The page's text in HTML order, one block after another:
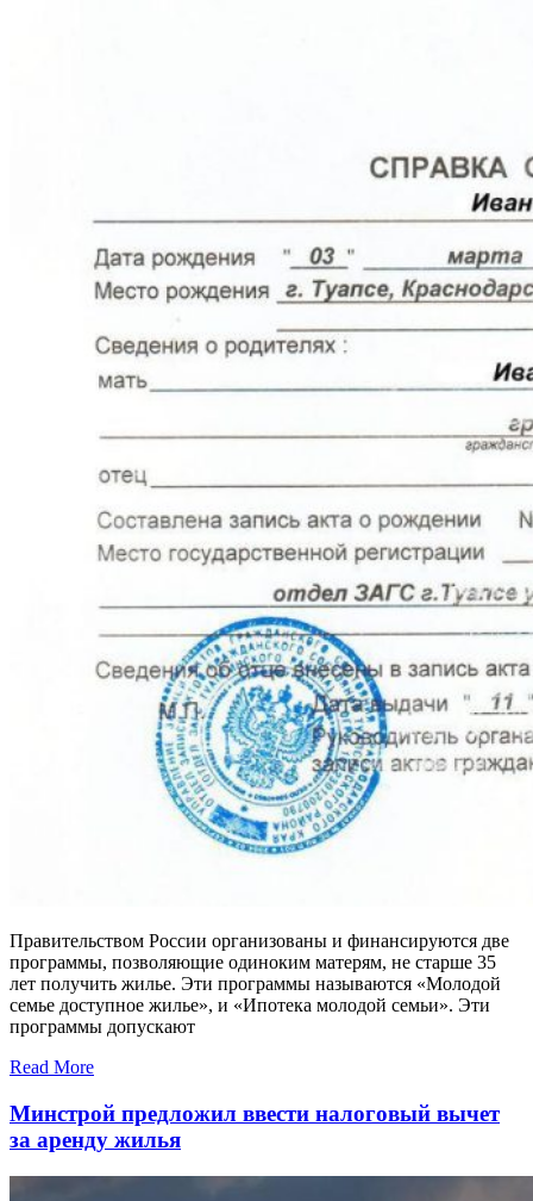
Правительством России организованы и финансируются две
программы, позволяющие одиноким матерям, не старше 35
лет получить жилье. Эти программы называются «Молодой
семье доступное жилье», и «Ипотека молодой семьи». Эти
программы допускают
Read More
Минстрой предложил ввести налоговый вычет
за аренду жилья